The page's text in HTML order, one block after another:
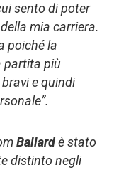
sento di poter
mia carriera.
poiché la
partita più
e quindi
Ballardè stato
distinto negli